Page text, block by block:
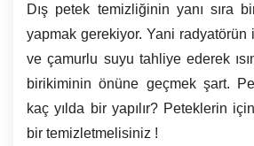
Dış petek temizliğinin yanı sıra
yapmak gerekiyor. Yani radyatörün
ve çamurlu suyu tahliye ederek
birikiminin önüne geçmek şart.
kaç yılda bir yapılır? Peteklerin
bir temizletmelisiniz !